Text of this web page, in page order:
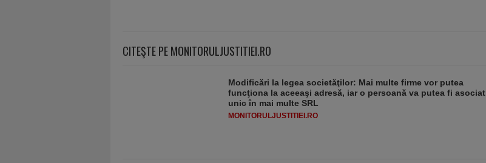
CITEŞTE PE MONITORULJUSTITIEI.RO
Modificări la legea societăţilor: Mai multe firme vor putea
funcţiona la aceeaşi adresă, iar o persoană va putea fi asociat
unic în mai multe SRL
MONITORULJUSTITIEI.RO